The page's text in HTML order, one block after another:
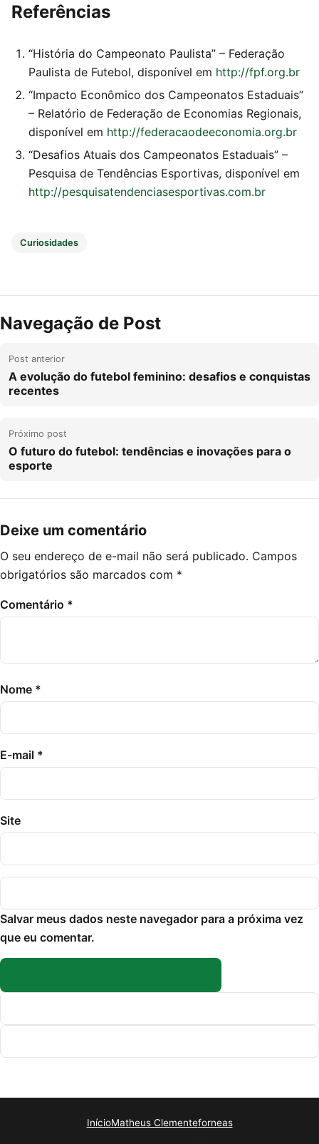
Referências
“História do Campeonato Paulista” – Federação
Paulista de Futebol, disponível em http://fpf.org.br
“Impacto Econômico dos Campeonatos Estaduais”
– Relatório de Federação de Economias Regionais,
disponível em http://federacaodeeconomia.org.br
“Desafios Atuais dos Campeonatos Estaduais” –
Pesquisa de Tendências Esportivas, disponível em
http://pesquisatendenciasesportivas.com.br
Curiosidades
Navegação de Post
Post anterior
A evolução do futebol feminino: desafios e conquistas
recentes
Próximo post
O futuro do futebol: tendências e inovações para o
esporte
Deixe um comentário
O seu endereço de e-mail não será publicado. Campos
obrigatórios são marcados com *
Comentário *
Nome *
E-mail *
Site
Salvar meus dados neste navegador para a próxima vez
que eu comentar.
InícioMatheus Clementeforneas